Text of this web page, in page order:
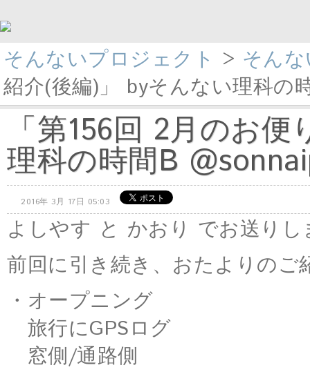
そんないプロジェクト > そん
紹介(後編)」 byそんない理科の
「第156回 2月のお
理科の時間B
2016年 3月 17日 05:03
よしやす と かおり でお送りし
前回に引き続き、おたよりのご
・オープニング
旅行にGPSログ
窓側/通路側